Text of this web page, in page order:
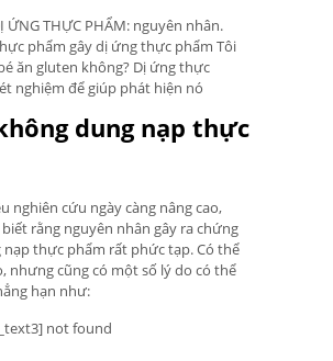
ỨNG THỰC PHẨM: nguyên nhân.
phẩm gây dị ứng thực phẩm Tôi
ăn gluten không? Dị ứng thực
nghiệm để giúp phát hiện nó
dung nạp thực
nghiên cứu ngày càng nâng cao,
rằng nguyên nhân gây ra chứng
nạp thực phẩm rất phức tạp. Có thể
nhưng cũng có một số lý do có thể
hạn như:
not found